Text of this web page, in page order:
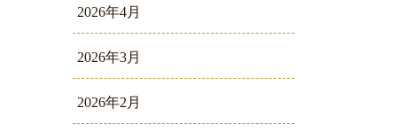
2026年4月
2026年3月
2026年2月